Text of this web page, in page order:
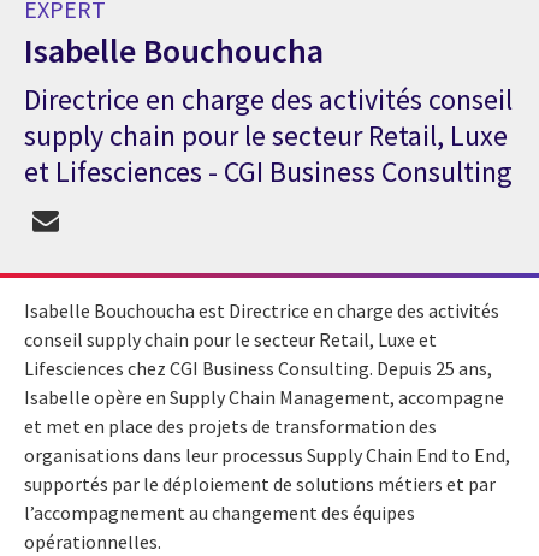
EXPERT
Isabelle Bouchoucha
Expert Isabelle Bouchoucha
Directrice en charge des activités conseil
supply chain pour le secteur Retail, Luxe
et Lifesciences - CGI Business Consulting
Isabelle Bouchoucha est Directrice en charge des activités
conseil supply chain pour le secteur Retail, Luxe et
Lifesciences chez CGI Business Consulting. Depuis 25 ans,
Isabelle opère en Supply Chain Management, accompagne
et met en place des projets de transformation des
organisations dans leur processus Supply Chain End to End,
supportés par le déploiement de solutions métiers et par
l’accompagnement au changement des équipes
opérationnelles.